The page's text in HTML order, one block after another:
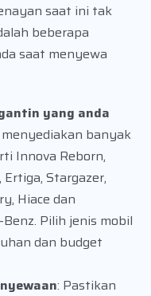
saat ini tak
beberapa
saat menyewa
yang anda
banyak
Innova Reborn,
Stargazer,
Hiace dan
Pilih jenis mobil
dan budget
: Pastikan